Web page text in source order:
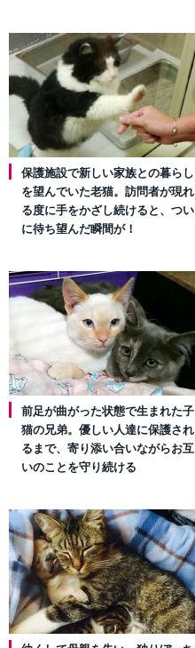
保護施設で新しい家族との暮らし
を望んでいた老猫。訪問者が現れ
る度に手をかざし続けると、つい
に待ち望んだ瞬間が！
前足が曲がった状態で生まれた子
猫の兄弟。優しい人達に保護され
るまで、寄り添い合いながらお互
いのことを守り続ける